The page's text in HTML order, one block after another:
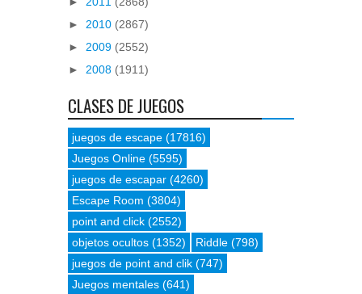
► 2010 (2867)
► 2009 (2552)
► 2008 (1911)
CLASES DE JUEGOS
juegos de escape (17816)
Juegos Online (5595)
juegos de escapar (4260)
Escape Room (3804)
point and click (2552)
objetos ocultos (1352) Riddle (798)
juegos de point and clik (747)
Juegos mentales (641)